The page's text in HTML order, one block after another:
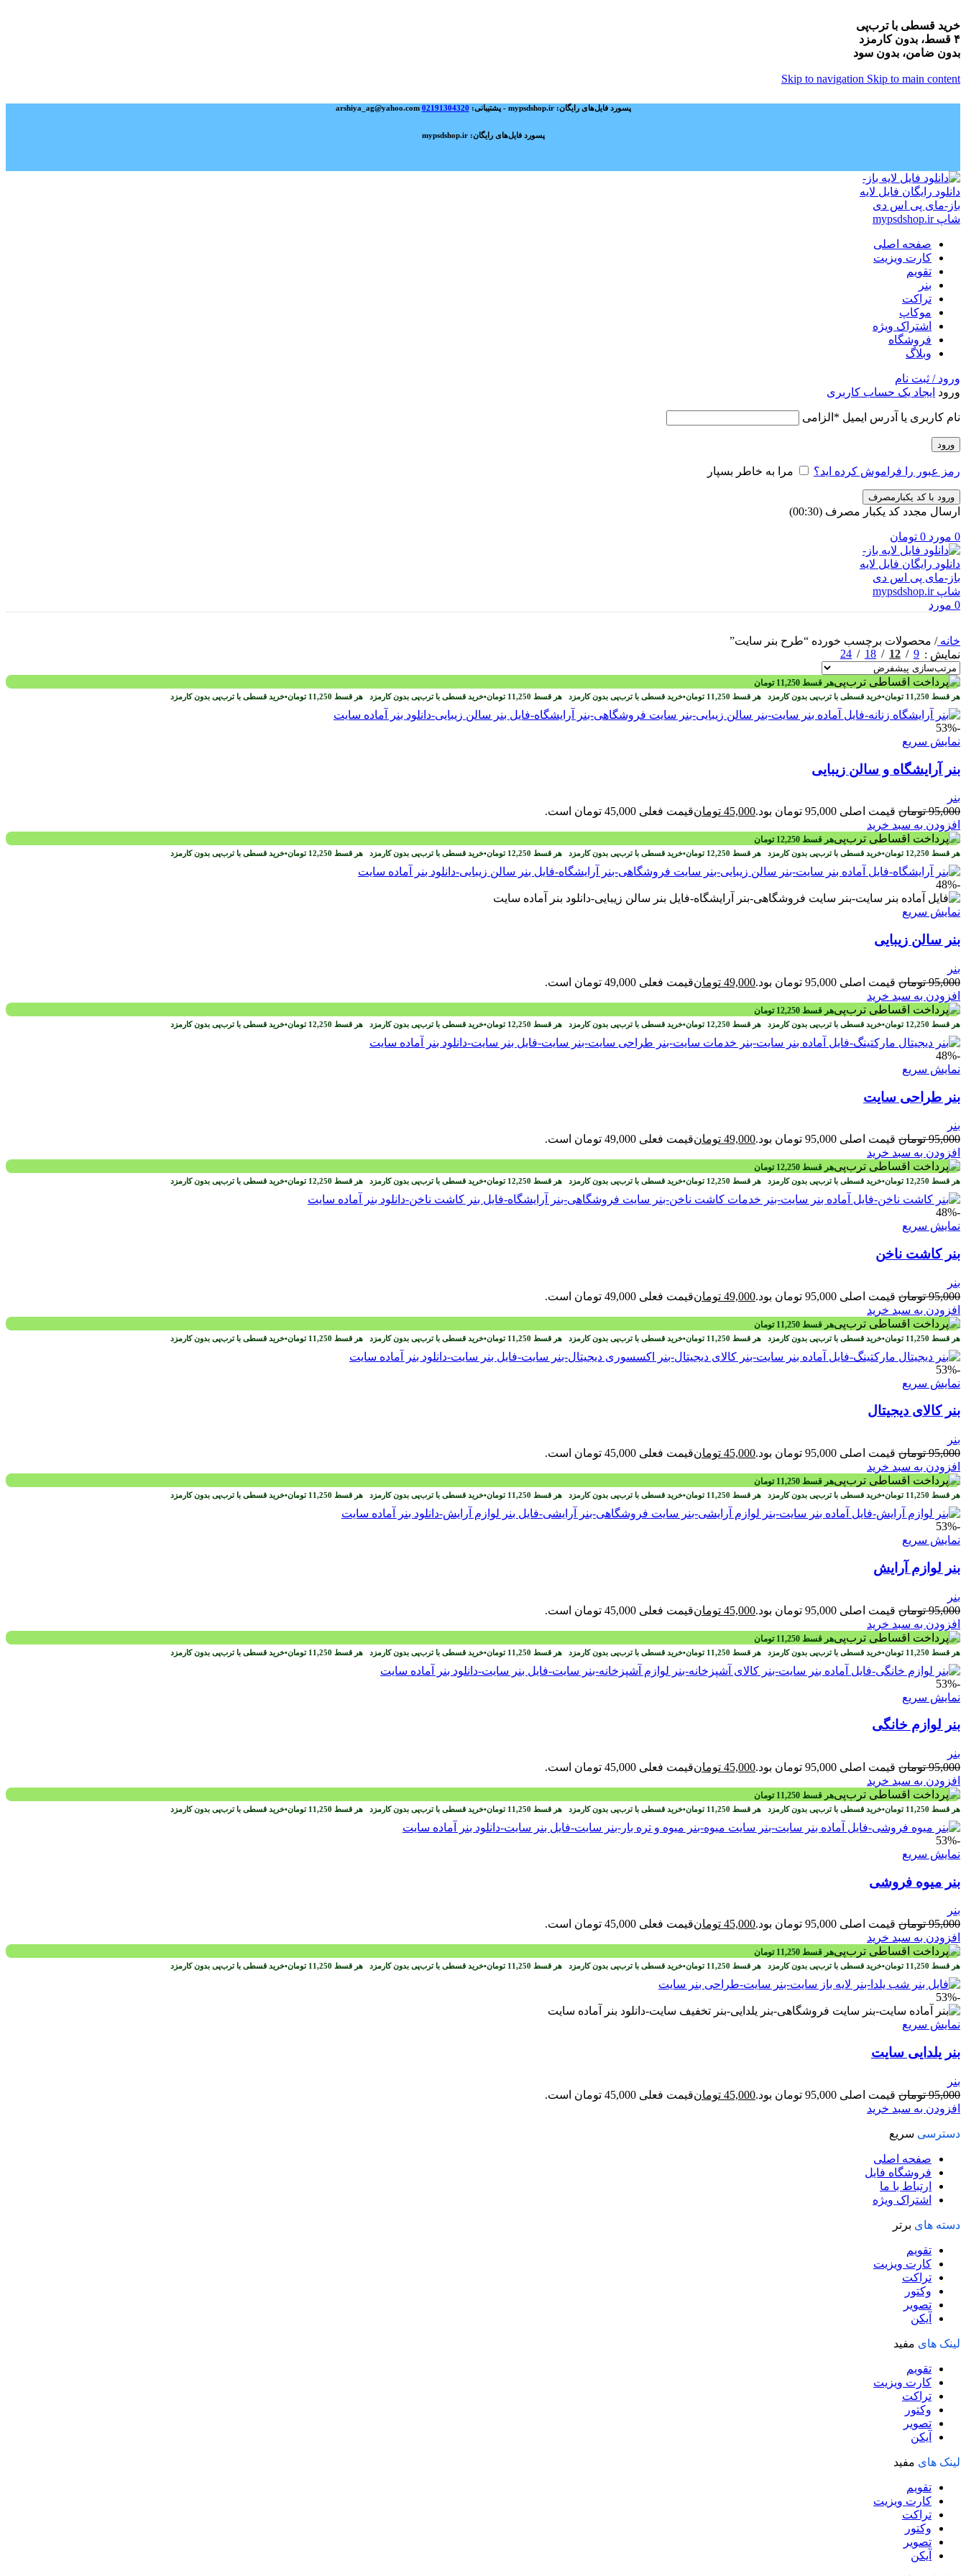
خرید قسطی با ترب‌پی
۴ قسط، بدون کارمزد
بدون ضامن، بدون سود
Skip to navigation Skip to main content
پسورد فایل‌های رایگان: mypsdshop.ir - پشتیبانی: arshiya_ag@yahoo.com 02191304320
پسورد فایل‌های رایگان: mypsdshop.ir
صفحه اصلی
کارت ویزیت
تقویم
بنر
تراکت
موکاپ
اشتراک ویژه
فروشگاه
وبلاگ
ورود / ثبت نام
ورود ایجاد یک حساب کاربری
نام کاربری یا آدرس ایمیل * الزامی
ورود
رمز عبور را فراموش کرده اید؟ مرا به خاطر بسپار
ورود با کد یکبارمصرف
ارسال مجدد کد یکبار مصرف (00:
30
)
0 مورد 0 تومان
0 مورد
خانه/ محصولات برچسب خورده “طرح بنر سایت”
نمایش
9
12
18
24
هر قسط 11,250 تومان
هر قسط 11,250 تومان•خرید قسطی با ترب‌پی بدون کارمزد هر قسط 11,250 تومان•خرید قسطی با ترب‌پی بدون کارمزد هر قسط 11,250 تومان•خرید قسطی با ترب‌پی بدون کارمزد هر قسط 11,250 تومان•خرید قسطی با ترب‌پی بدون کارمزد
-53%
نمایش سریع
بنر آرایشگاه و سالن زیبایی
بنر
95,000 تومان قیمت اصلی 95,000 تومان بود. 45,000 تومانقیمت فعلی 45,000 تومان است.
افزودن به سبد خرید
هر قسط 12,250 تومان
هر قسط 12,250 تومان•خرید قسطی با ترب‌پی بدون کارمزد هر قسط 12,250 تومان•خرید قسطی با ترب‌پی بدون کارمزد هر قسط 12,250 تومان•خرید قسطی با ترب‌پی بدون کارمزد هر قسط 12,250 تومان•خرید قسطی با ترب‌پی بدون کارمزد
-48%
نمایش سریع
بنر سالن زیبایی
بنر
95,000 تومان قیمت اصلی 95,000 تومان بود. 49,000 تومانقیمت فعلی 49,000 تومان است.
افزودن به سبد خرید
هر قسط 12,250 تومان
هر قسط 12,250 تومان•خرید قسطی با ترب‌پی بدون کارمزد هر قسط 12,250 تومان•خرید قسطی با ترب‌پی بدون کارمزد هر قسط 12,250 تومان•خرید قسطی با ترب‌پی بدون کارمزد هر قسط 12,250 تومان•خرید قسطی با ترب‌پی بدون کارمزد
-48%
نمایش سریع
بنر طراحی سایت
بنر
95,000 تومان قیمت اصلی 95,000 تومان بود. 49,000 تومانقیمت فعلی 49,000 تومان است.
افزودن به سبد خرید
هر قسط 12,250 تومان
هر قسط 12,250 تومان•خرید قسطی با ترب‌پی بدون کارمزد هر قسط 12,250 تومان•خرید قسطی با ترب‌پی بدون کارمزد هر قسط 12,250 تومان•خرید قسطی با ترب‌پی بدون کارمزد هر قسط 12,250 تومان•خرید قسطی با ترب‌پی بدون کارمزد
-48%
نمایش سریع
بنر کاشت ناخن
بنر
95,000 تومان قیمت اصلی 95,000 تومان بود. 49,000 تومانقیمت فعلی 49,000 تومان است.
افزودن به سبد خرید
هر قسط 11,250 تومان
هر قسط 11,250 تومان•خرید قسطی با ترب‌پی بدون کارمزد هر قسط 11,250 تومان•خرید قسطی با ترب‌پی بدون کارمزد هر قسط 11,250 تومان•خرید قسطی با ترب‌پی بدون کارمزد هر قسط 11,250 تومان•خرید قسطی با ترب‌پی بدون کارمزد
-53%
نمایش سریع
بنر کالای دیجیتال
بنر
95,000 تومان قیمت اصلی 95,000 تومان بود. 45,000 تومانقیمت فعلی 45,000 تومان است.
افزودن به سبد خرید
هر قسط 11,250 تومان
هر قسط 11,250 تومان•خرید قسطی با ترب‌پی بدون کارمزد هر قسط 11,250 تومان•خرید قسطی با ترب‌پی بدون کارمزد هر قسط 11,250 تومان•خرید قسطی با ترب‌پی بدون کارمزد هر قسط 11,250 تومان•خرید قسطی با ترب‌پی بدون کارمزد
-53%
نمایش سریع
بنر لوازم آرایش
بنر
95,000 تومان قیمت اصلی 95,000 تومان بود. 45,000 تومانقیمت فعلی 45,000 تومان است.
افزودن به سبد خرید
هر قسط 11,250 تومان
هر قسط 11,250 تومان•خرید قسطی با ترب‌پی بدون کارمزد هر قسط 11,250 تومان•خرید قسطی با ترب‌پی بدون کارمزد هر قسط 11,250 تومان•خرید قسطی با ترب‌پی بدون کارمزد هر قسط 11,250 تومان•خرید قسطی با ترب‌پی بدون کارمزد
-53%
نمایش سریع
بنر لوازم خانگی
بنر
95,000 تومان قیمت اصلی 95,000 تومان بود. 45,000 تومانقیمت فعلی 45,000 تومان است.
افزودن به سبد خرید
هر قسط 11,250 تومان
هر قسط 11,250 تومان•خرید قسطی با ترب‌پی بدون کارمزد هر قسط 11,250 تومان•خرید قسطی با ترب‌پی بدون کارمزد هر قسط 11,250 تومان•خرید قسطی با ترب‌پی بدون کارمزد هر قسط 11,250 تومان•خرید قسطی با ترب‌پی بدون کارمزد
-53%
نمایش سریع
بنر میوه فروشی
بنر
95,000 تومان قیمت اصلی 95,000 تومان بود. 45,000 تومانقیمت فعلی 45,000 تومان است.
افزودن به سبد خرید
هر قسط 11,250 تومان
هر قسط 11,250 تومان•خرید قسطی با ترب‌پی بدون کارمزد هر قسط 11,250 تومان•خرید قسطی با ترب‌پی بدون کارمزد هر قسط 11,250 تومان•خرید قسطی با ترب‌پی بدون کارمزد هر قسط 11,250 تومان•خرید قسطی با ترب‌پی بدون کارمزد
-53%
نمایش سریع
بنر یلدایی سایت
بنر
95,000 تومان قیمت اصلی 95,000 تومان بود. 45,000 تومانقیمت فعلی 45,000 تومان است.
افزودن به سبد خرید
دسترسی سریع
صفحه اصلی
فروشگاه فایل
ارتباط با ما
اشتراک ویژه
دسته های برتر
تقویم
کارت ویزیت
تراکت
وکتور
تصویر
آیکن
لینک های مفید
تقویم
کارت ویزیت
تراکت
وکتور
تصویر
آیکن
لینک های مفید
تقویم
کارت ویزیت
تراکت
وکتور
تصویر
آیکن